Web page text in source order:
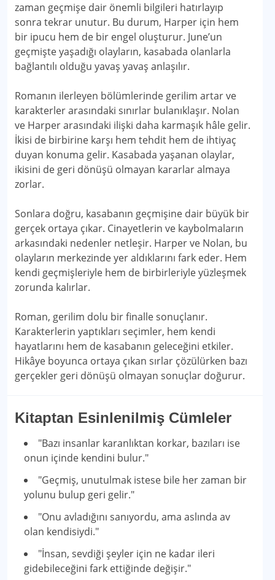
zaman geçmişe dair önemli bilgileri hatırlayıp
sonra tekrar unutur. Bu durum, Harper için hem
bir ipucu hem de bir engel oluşturur. June’un
geçmişte yaşadığı olayların, kasabada olanlarla
bağlantılı olduğu yavaş yavaş anlaşılır.
Romanın ilerleyen bölümlerinde gerilim artar ve
karakterler arasındaki sınırlar bulanıklaşır. Nolan
ve Harper arasındaki ilişki daha karmaşık hâle gelir.
İkisi de birbirine karşı hem tehdit hem de ihtiyaç
duyan konuma gelir. Kasabada yaşanan olaylar,
ikisini de geri dönüşü olmayan kararlar almaya
zorlar.
Sonlara doğru, kasabanın geçmişine dair büyük bir
gerçek ortaya çıkar. Cinayetlerin ve kaybolmaların
arkasındaki nedenler netleşir. Harper ve Nolan, bu
olayların merkezinde yer aldıklarını fark eder. Hem
kendi geçmişleriyle hem de birbirleriyle yüzleşmek
zorunda kalırlar.
Roman, gerilim dolu bir finalle sonuçlanır.
Karakterlerin yaptıkları seçimler, hem kendi
hayatlarını hem de kasabanın geleceğini etkiler.
Hikâye boyunca ortaya çıkan sırlar çözülürken bazı
gerçekler geri dönüşü olmayan sonuçlar doğurur.
Kitaptan Esinlenilmiş Cümleler
"Bazı insanlar karanlıktan korkar, bazıları ise
onun içinde kendini bulur."
"Geçmiş, unutulmak istese bile her zaman bir
yolunu bulup geri gelir."
"Onu avladığını sanıyordu, ama aslında av
olan kendisiydi."
"İnsan, sevdiği şeyler için ne kadar ileri
gidebileceğini fark ettiğinde değişir."